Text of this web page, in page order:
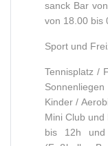
sanck Bar
von 18.00 bis
Sport und
Tennisplatz /
Kinder /
Mini Club
bis 12h